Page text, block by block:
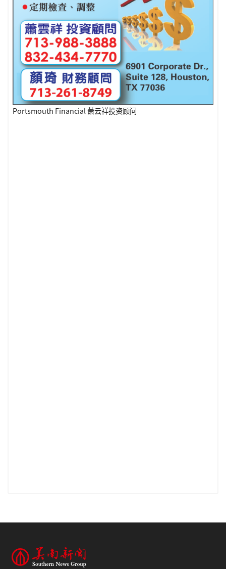
Portsmouth Financial 萧云祥投资顾问